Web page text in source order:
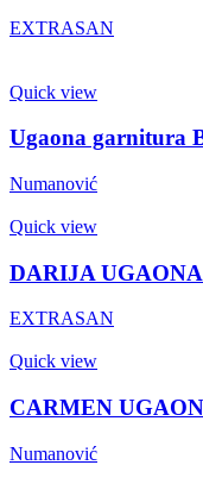
EXTRASAN
Quick view
Ugaona garnitura
Numanović
Quick view
DARIJA
EXTRASAN
Quick view
CARMEN
Numanović